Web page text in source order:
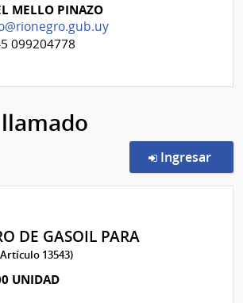
MELLO PINAZO
099204778
Ingresar
DE GASOIL PARA
13543)
UNIDAD